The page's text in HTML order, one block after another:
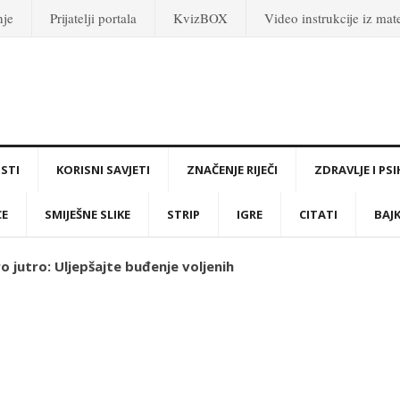
Prijatelji portala KvizBOX Video instrukcije iz
KORISNI SAVJETI ZNAČENJE RIJEČI ZDRAVLJE I
SMIJEŠNE SLIKE STRIP IGRE CITATI
jutro: Uljepšajte buđenje voljenih